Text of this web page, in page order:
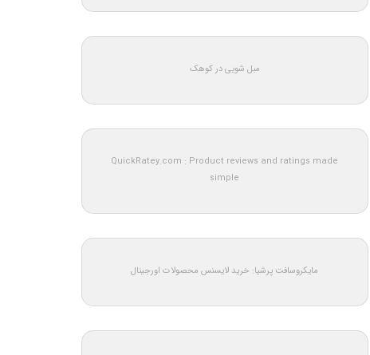
مبل شویی در کوهک
QuickRatey.com : Product reviews and ratings made
simple
مایکروسافت پرشیا: خرید لایسنس محصولات اورجینال